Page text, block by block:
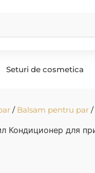
Seturi de cosmetica
/ Balsam pentru par /